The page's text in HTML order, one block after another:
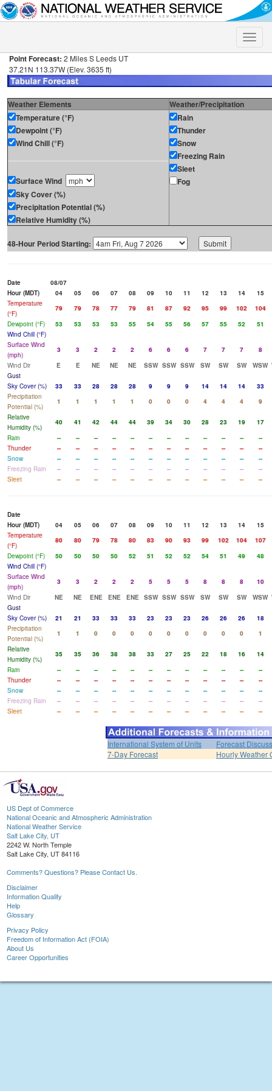
Toggle
Point Forecast: 2 Miles S Leeds UT
37.21N 113.37W (Elev. 3635 ft)
Weather Elements
Weather/Precipitation
Temperature (°F)
Dewpoint (°F)
Wind Chill (°F)
Surface Wind
Sky Cover (%)
Precipitation Potential (%)
Relative Humidity (%)
Rain
Thunder
Snow
Freezing Rain
Sleet
Fog
48-Hour Period Starting:
Date
08/07
Hour (MDT)
04 05 06 07 08 09 10 11 12 13 14
15
Temperature
(°F)
79 79 78 77 79 81 87 92 95 99 102
104
Dewpoint (°F)
53 53 53 53 55 54 55 56 57 55 52
51
Wind Chill (°F)
Surface Wind
(mph)
3 3 2 2 2 6 6 6 7 7 7
8
Wind Dir
E E NE NE NE SSW SSW SSW SW SW SW WSW
Gust
Sky Cover (%)
33 33 28 28 28 9 9 9 14 14 14
33
Precipitation
Potential (%)
1 1 1 1 1 0 0 0 4 4 4
9
Relative
Humidity (%)
40 41 42 44 44 39 34 30 28 23 19
17
Rain
-- -- -- -- -- -- -- -- -- -- --
--
Thunder
-- -- -- -- -- -- -- -- -- -- --
--
Snow
-- -- -- -- -- -- -- -- -- -- --
--
Freezing Rain
-- -- -- -- -- -- -- -- -- -- --
--
Sleet
-- -- -- -- -- -- -- -- -- -- -- --
Date
Hour (MDT)
04 05 06 07 08 09 10 11 12 13 14
15
Temperature
(°F)
80 80 79 78 80 83 90 93 99 102 104
107
Dewpoint (°F)
50 50 50 50 52 51 52 52 54 51 49
48
Wind Chill (°F)
Surface Wind
(mph)
3 3 2 2 2 5 5 5 8 8 8
10
Wind Dir
NE NE ENE ENE ENE SSW SSW SSW SW SW SW WSW
Gust
Sky Cover (%)
21 21 33 33 33 23 23 23 26 26 26
18
Precipitation
Potential (%)
1 1 0 0 0 0 0 0 0 0 0
1
Relative
Humidity (%)
35 35 36 38 38 33 27 25 22 18 16
14
Rain
-- -- -- -- -- -- -- -- -- -- --
--
Thunder
-- -- -- -- -- -- -- -- -- -- --
--
Snow
-- -- -- -- -- -- -- -- -- -- --
--
Freezing Rain
-- -- -- -- -- -- -- -- -- -- --
--
Sleet
-- -- -- -- -- -- -- -- -- -- -- --
International System of Units
Forecast
7-Day Forecast
Hourly Weather
US Dept of Commerce
National Oceanic and Atmospheric Administration
National Weather Service
Salt Lake City, UT
2242 W. North Temple
Salt Lake City, UT 84116
Comments? Questions? Please Contact Us.
Disclaimer
Information Quality
Help
Glossary
Privacy Policy
Freedom of Information Act (FOIA)
About Us
Career Opportunities